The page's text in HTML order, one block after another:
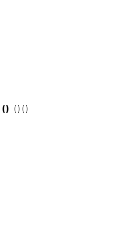
0 00